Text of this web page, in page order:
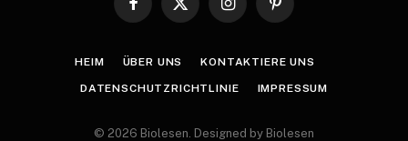
Facebook
X
InstagramPinterest
HEIM ÜBER UNS KONTAKTIERE UNS
DATENSCHUTZRICHTLINIE IMPRESSUM
© 2026 Biolesen. Designed by Biolesen